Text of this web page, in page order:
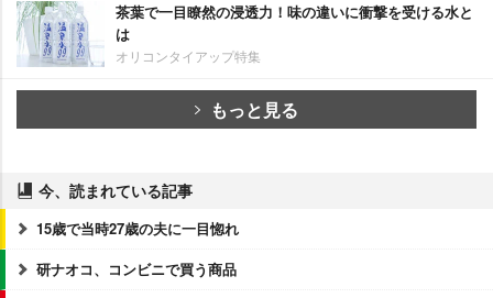
茶葉で一目瞭然の浸透力！味の違いに衝撃を受ける水と
は
オリコンタイアップ特集
もっと見る
今、読まれている記事
15歳で当時27歳の夫に一目惚れ
研ナオコ、コンビニで買う商品